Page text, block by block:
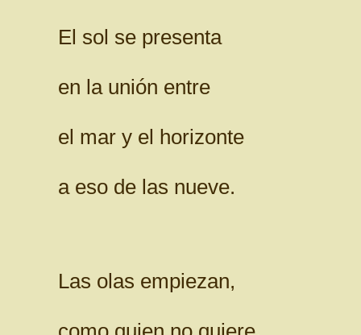
El sol se presenta
en la unión entre
el mar y el horizonte
a eso de las nueve.
Las olas empiezan,